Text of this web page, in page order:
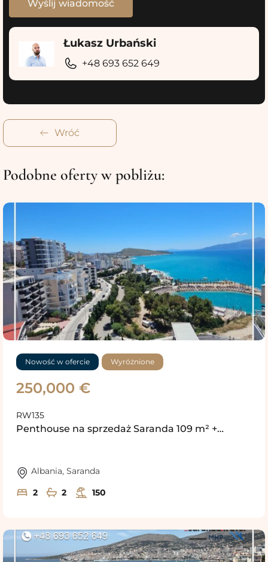
Łukasz Urbański
+48 693 652 649
Wróć
Podobne oferty w pobliżu:
Nowość w ofercie Wyróżnione
250,000 €
RW135
Penthouse na sprzedaż Saranda 109 m² +…
Albania, Saranda
2
2 150